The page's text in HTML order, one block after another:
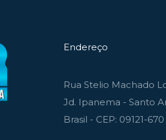
Endereço
Rua Stelio Machado
Jd. Ipanema - Santo
Brasil - CEP: 09121-670